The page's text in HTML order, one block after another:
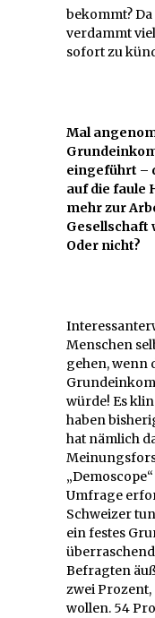
bekommt?
verdammt
sofort zu
Mal
eingeführt –
auf die faule
mehr zur
Gesellschaft
Oder nicht?
Menschen
gehen, wenn
würde! Es
haben
hat nämlich
Umfrage
Schweizer
ein festes
Befragten
zwei
wollen. 54